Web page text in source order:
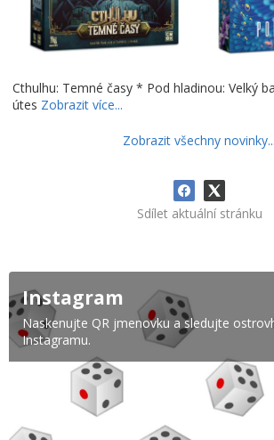
Cthulhu: Temné časy * Pod hladinou: Velký
útes Zobrazit více...
Zobrazit všechny novinky...
Sdílet aktuální stránku
Instagram
Naskenujte QR jmenovku a sledujte
Instagramu.